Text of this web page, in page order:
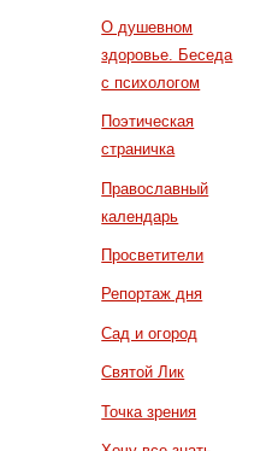
О душевном
здоровье. Беседа
с психологом
Поэтическая
страничка
Православный
календарь
Просветители
Репортаж дня
Сад и огород
Святой Лик
Точка зрения